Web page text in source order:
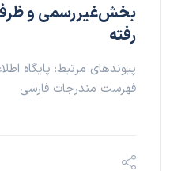
بخش‌غیررسمی و
رفته
پیوندهای مرتبط: پایگاه
فهرست مندرجات فارسی